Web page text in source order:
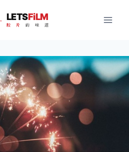
LETSFiLM
胶 片 的 味 道